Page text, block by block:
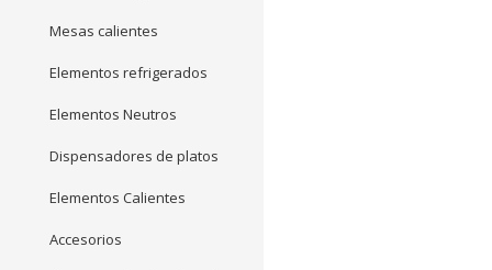
Mesas calientes
Elementos refrigerados
Elementos Neutros
Dispensadores de platos
Elementos Calientes
Accesorios